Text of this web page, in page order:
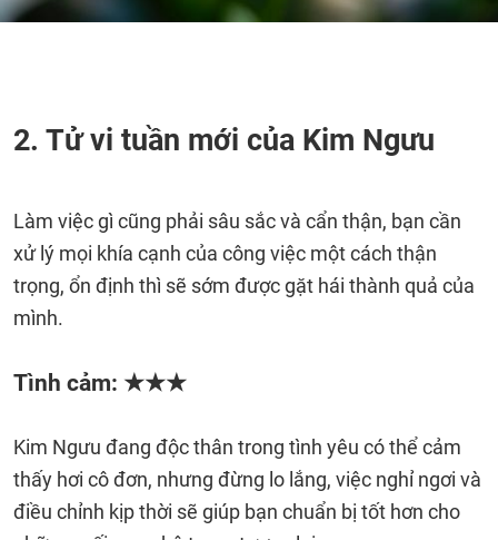
2. Tử vi tuần mới của Kim Ngưu
Làm việc gì cũng phải sâu sắc và cẩn thận, bạn cần
xử lý mọi khía cạnh của công việc một cách thận
trọng, ổn định thì sẽ sớm được gặt hái thành quả của
mình.
Tình cảm: ★★★
Kim Ngưu đang độc thân trong tình yêu có thể cảm
thấy hơi cô đơn, nhưng đừng lo lắng, việc nghỉ ngơi và
điều chỉnh kịp thời sẽ giúp bạn chuẩn bị tốt hơn cho